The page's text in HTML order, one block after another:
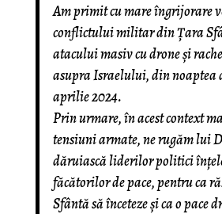
Am primit cu mare îngrijorare
conflictului militar din Țara
atacului masiv cu drone și
asupra Israelului, din noaptea
aprilie 2024.
Prin urmare, în acest context
tensiuni armate, ne rugăm lui
dăruiască liderilor politici
făcătorilor de pace, pentru ca
Sfântă să înceteze și ca o pace